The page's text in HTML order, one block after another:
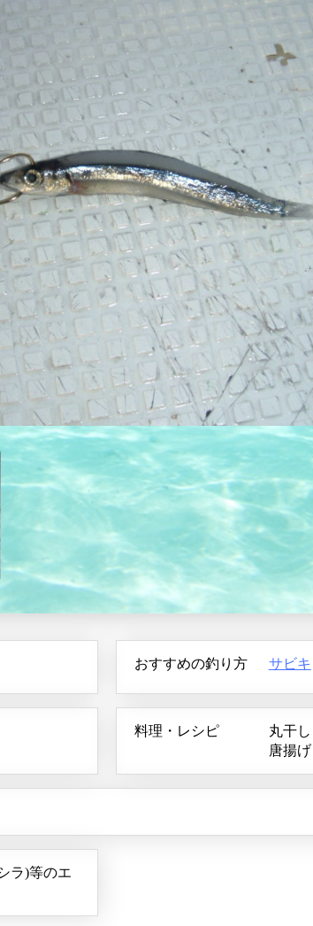
おすすめの釣り方 サビキ
料理・レシピ
丸干し
唐揚げ
ラ)等のエ